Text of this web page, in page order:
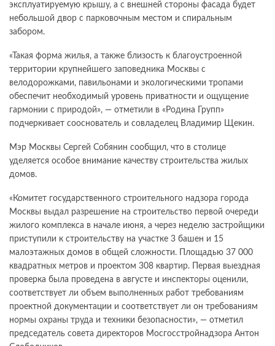
эксплуатируемую крышу, а с внешней стороны фасада будет
небольшой двор с парковочным местом и спиральным
забором.
«Такая форма жилья, а также близость к благоустроенной
территории крупнейшего заповедника Москвы с
велодорожками, павильонами и экологическими тропами
обеспечит необходимый уровень приватности и ощущение
гармонии с природой», — отметили в «Родина Групп»
подчеркивает сооснователь и совладелец Владимир Щекин.
Мэр Москвы Сергей Собянин сообщил, что в столице
уделяется особое внимание качеству строительства жилых
домов.
«Комитет государственного строительного надзора города
Москвы выдал разрешение на строительство первой очереди
жилого комплекса в начале июня, а через неделю застройщики
приступили к строительству на участке 3 башен и 15
малоэтажных домов в общей сложности. Площадью 37 000
квадратных метров и проектом 308 квартир. Первая выездная
проверка была проведена в августе и инспекторы оценили,
соответствует ли объем выполненных работ требованиям
проектной документации и соответствует ли он требованиям
нормы охраны труда и техники безопасности», — отметил
председатель совета директоров Мосгосстройнадзора Антон